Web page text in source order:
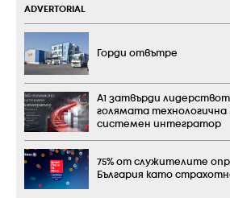
ADVERTORIAL
Горди отвътре
А1 затвърди
голямата технологична
системен интегратор
75% от служителите
България като